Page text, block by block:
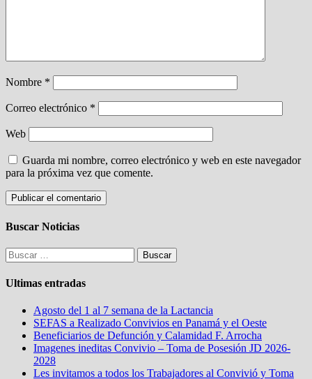
Nombre *
Correo electrónico *
Web
Guarda mi nombre, correo electrónico y web en este navegador
para la próxima vez que comente.
Buscar Noticias
Buscar:
Ultimas entradas
Agosto del 1 al 7 semana de la Lactancia
SEFAS a Realizado Convivios en Panamá y el Oeste
Beneficiarios de Defunción y Calamidad F. Arrocha
Imagenes ineditas Convivio – Toma de Posesión JD 2026-
2028
Les invitamos a todos los Trabajadores al Convivió y Toma